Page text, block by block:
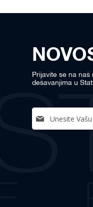
Prijavite se na
dešavanjima u
Up